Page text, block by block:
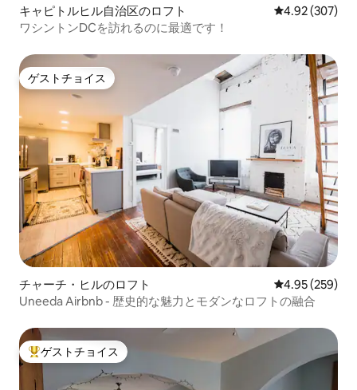
キャピトルヒル自治区のロフト レビュー307
4.92 (307)
ワシントンDCを訪れるのに最適です！
ゲストチョイス
ゲストチョイス
チャーチ・ヒルのロフト レビュー259
4.95 (259)
Uneeda Airbnb - 歴史的な魅力とモダンなロフトの融合
大好評のゲストチョイスです。
ゲストチョイス